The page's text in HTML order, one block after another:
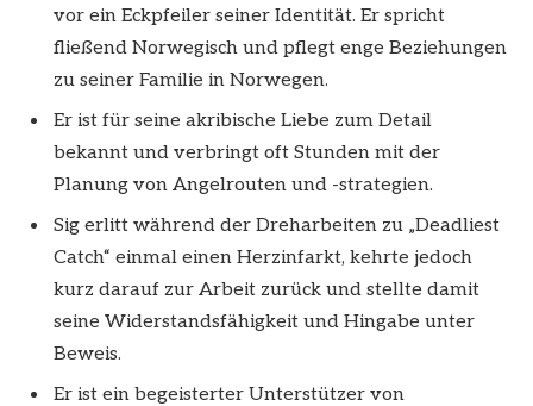
vor ein Eckpfeiler seiner Identität. Er spricht
fließend Norwegisch und pflegt enge Beziehungen
zu seiner Familie in Norwegen.
Er ist für seine akribische Liebe zum Detail
bekannt und verbringt oft Stunden mit der
Planung von Angelrouten und -strategien.
Sig erlitt während der Dreharbeiten zu „Deadliest
Catch“ einmal einen Herzinfarkt, kehrte jedoch
kurz darauf zur Arbeit zurück und stellte damit
seine Widerstandsfähigkeit und Hingabe unter
Beweis.
Er ist ein begeisterter Unterstützer von